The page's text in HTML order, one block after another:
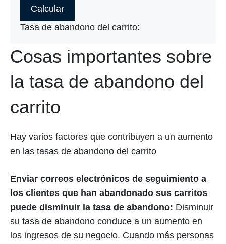
Calcular
Tasa de abandono del carrito:
Cosas importantes sobre
la tasa de abandono del
carrito
Hay varios factores que contribuyen a un aumento
en las tasas de abandono del carrito
Enviar correos electrónicos de seguimiento a
los clientes que han abandonado sus carritos
puede disminuir la tasa de abandono: Disminuir
su tasa de abandono conduce a un aumento en
los ingresos de su negocio. Cuando más personas